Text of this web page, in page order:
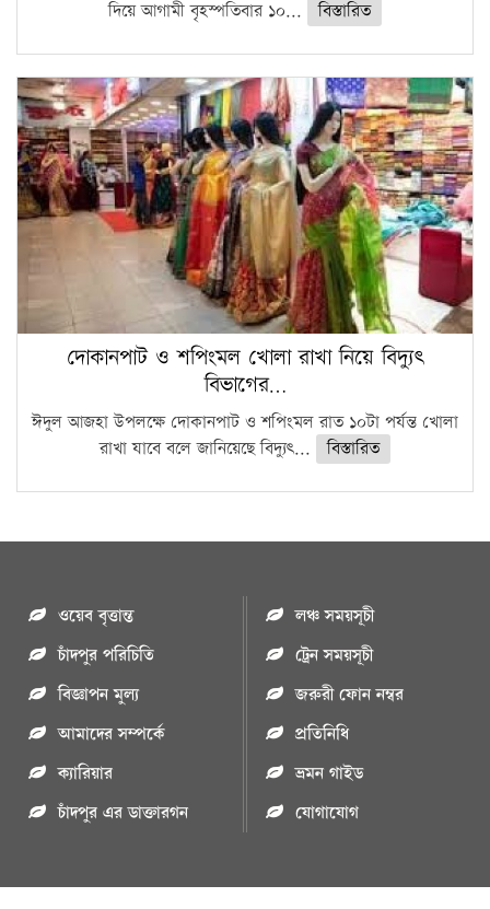
দিয়ে আগামী বৃহস্পতিবার ১০...
বিস্তারিত
দোকানপাট ও শপিংমল খোলা রাখা নিয়ে বিদ্যুৎ
বিভাগের…
ঈদুল আজহা উপলক্ষে দোকানপাট ও শপিংমল রাত ১০টা পর্যন্ত খোলা
রাখা যাবে বলে জানিয়েছে বিদ্যুৎ...
বিস্তারিত
ওয়েব বৃত্তান্ত
চাঁদপুর পরিচিতি
বিজ্ঞাপন মুল্য
আমাদের সম্পর্কে
ক্যারিয়ার
চাঁদপুর এর ডাক্তারগন
লঞ্চ সময়সূচী
ট্রেন সময়সূচী
জরুরী ফোন নম্বর
প্রতিনিধি
ভ্রমন গাইড
যোগাযোগ